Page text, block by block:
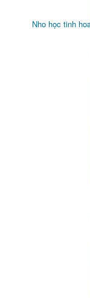
Nho học tinh